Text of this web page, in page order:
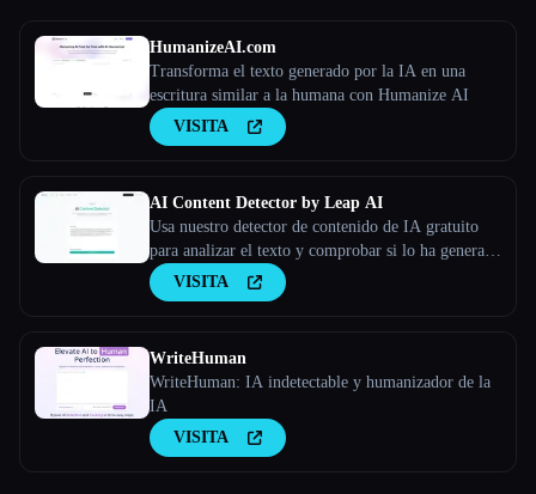
HumanizeAI.com
Transforma el texto generado por la IA en una
escritura similar a la humana con Humanize AI
VISITA
AI Content Detector by Leap AI
Usa nuestro detector de contenido de IA gratuito
para analizar el texto y comprobar si lo ha generado
la IA o no. Herramienta AI Checker, 100% gratis
para siempre.
VISITA
WriteHuman
WriteHuman: IA indetectable y humanizador de la
IA
VISITA